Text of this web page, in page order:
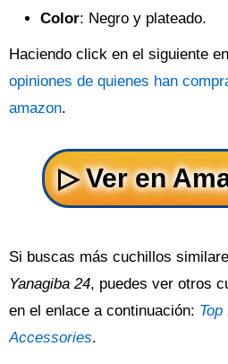
Color: Negro y plateado.
Haciendo click en el siguiente
opiniones de quienes han
amazon.
Si buscas más cuchillos
Yanagiba 24, puedes ver otros
en el enlace a continuación:
Accessories.